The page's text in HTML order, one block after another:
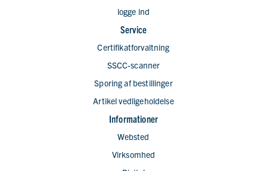
logge ind
Service
Certifikatforvaltning
SSCC-scanner
Sporing af bestillinger
Artikel vedligeholdelse
Informationer
Websted
Virksomhed